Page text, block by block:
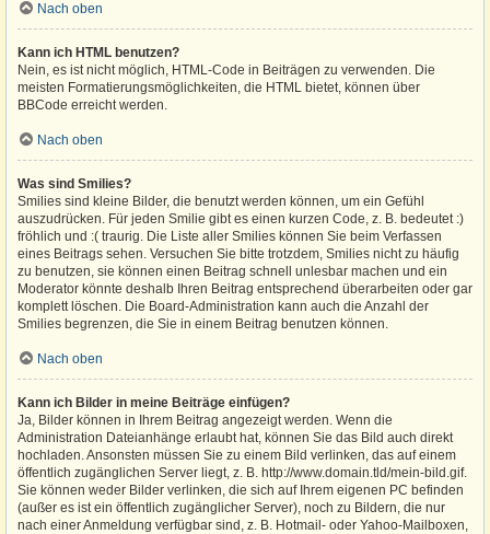
Nach oben
Kann ich HTML benutzen?
Nein, es ist nicht möglich, HTML-Code in Beiträgen zu verwenden. Die
meisten Formatierungsmöglichkeiten, die HTML bietet, können über
BBCode erreicht werden.
Nach oben
Was sind Smilies?
Smilies sind kleine Bilder, die benutzt werden können, um ein Gefühl
auszudrücken. Für jeden Smilie gibt es einen kurzen Code, z. B. bedeutet :)
fröhlich und :( traurig. Die Liste aller Smilies können Sie beim Verfassen
eines Beitrags sehen. Versuchen Sie bitte trotzdem, Smilies nicht zu häufig
zu benutzen, sie können einen Beitrag schnell unlesbar machen und ein
Moderator könnte deshalb Ihren Beitrag entsprechend überarbeiten oder gar
komplett löschen. Die Board-Administration kann auch die Anzahl der
Smilies begrenzen, die Sie in einem Beitrag benutzen können.
Nach oben
Kann ich Bilder in meine Beiträge einfügen?
Ja, Bilder können in Ihrem Beitrag angezeigt werden. Wenn die
Administration Dateianhänge erlaubt hat, können Sie das Bild auch direkt
hochladen. Ansonsten müssen Sie zu einem Bild verlinken, das auf einem
öffentlich zugänglichen Server liegt, z. B. http://www.domain.tld/mein-bild.gif.
Sie können weder Bilder verlinken, die sich auf Ihrem eigenen PC befinden
(außer es ist ein öffentlich zugänglicher Server), noch zu Bildern, die nur
nach einer Anmeldung verfügbar sind, z. B. Hotmail- oder Yahoo-Mailboxen,